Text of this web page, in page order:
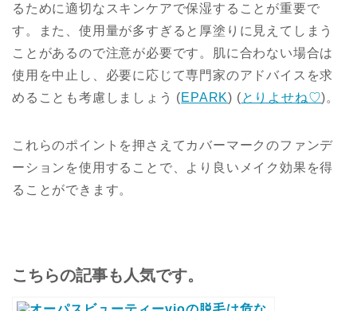
るために適切なスキンケアで保湿することが重要で
す。また、使用量が多すぎると厚塗りに見えてしまう
ことがあるので注意が必要です。肌に合わない場合は
使用を中止し、必要に応じて専門家のアドバイスを求
めることも考慮しましょう​ (EPARK) (とりよせね♡)​。
これらのポイントを押さえてカバーマークのファンデ
ーションを使用することで、より良いメイク効果を得
ることができます。
こちらの記事も人気です。